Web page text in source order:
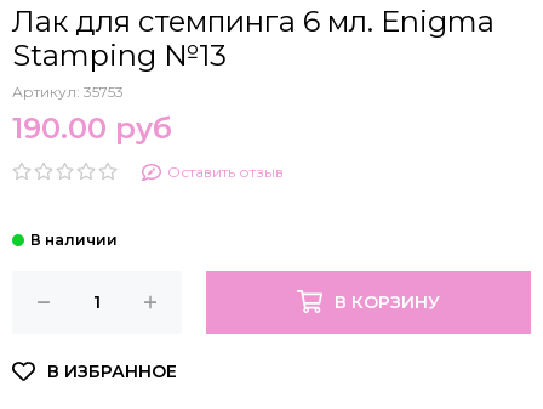
Лак для стемпинга 6 мл. Enigma
Stamping №13
Артикул: 35753
190.00 руб
Оставить отзыв
В КОРЗИНУ